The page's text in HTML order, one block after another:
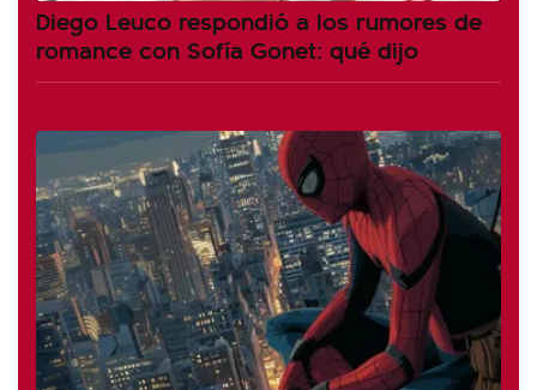
Diego Leuco respondió a los rumores de
romance con Sofía Gonet: qué dijo